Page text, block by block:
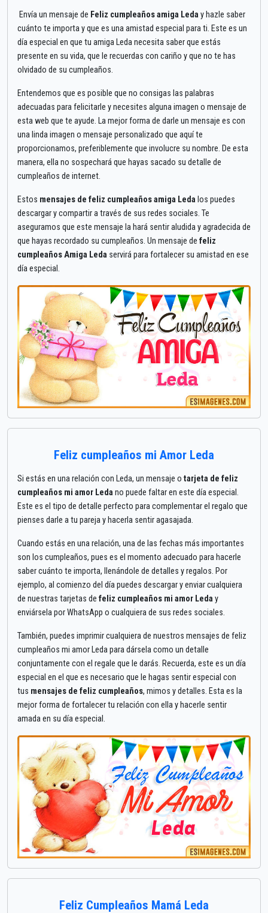
Envía un mensaje de Feliz cumpleaños amiga Leda y hazle saber
cuánto te importa y que es una amistad especial para ti. Este es un
día especial en que tu amiga Leda necesita saber que estás
presente en su vida, que le recuerdas con cariño y que no te has
olvidado de su cumpleaños.
Entendemos que es posible que no consigas las palabras
adecuadas para felicitarle y necesites alguna imagen o mensaje de
esta web que te ayude. La mejor forma de darle un mensaje es con
una linda imagen o mensaje personalizado que aquí te
proporcionamos, preferiblemente que involucre su nombre. De esta
manera, ella no sospechará que hayas sacado su detalle de
cumpleaños de internet.
Estos mensajes de feliz cumpleaños amiga Leda los puedes
descargar y compartir a través de sus redes sociales. Te
aseguramos que este mensaje la hará sentir aludida y agradecida de
que hayas recordado su cumpleaños. Un mensaje de feliz
cumpleaños Amiga Leda servirá para fortalecer su amistad en ese
día especial.
Feliz cumpleaños mi Amor Leda
Si estás en una relación con Leda, un mensaje o tarjeta de feliz
cumpleaños mi amor Leda no puede faltar en este día especial.
Este es el tipo de detalle perfecto para complementar el regalo que
pienses darle a tu pareja y hacerla sentir agasajada.
Cuando estás en una relación, una de las fechas más importantes
son los cumpleaños, pues es el momento adecuado para hacerle
saber cuánto te importa, llenándole de detalles y regalos. Por
ejemplo, al comienzo del día puedes descargar y enviar cualquiera
de nuestras tarjetas de feliz cumpleaños mi amor Leda y
enviársela por WhatsApp o cualquiera de sus redes sociales.
También, puedes imprimir cualquiera de nuestros mensajes de feliz
cumpleaños mi amor Leda para dársela como un detalle
conjuntamente con el regale que le darás. Recuerda, este es un día
especial en el que es necesario que le hagas sentir especial con
tus mensajes de feliz cumpleaños, mimos y detalles. Esta es la
mejor forma de fortalecer tu relación con ella y hacerle sentir
amada en su día especial.
Feliz Cumpleaños Mamá Leda